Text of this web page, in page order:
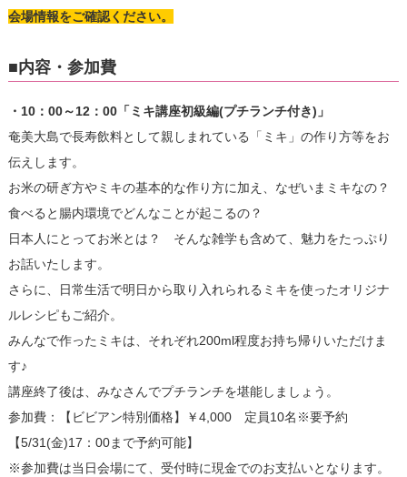
会場情報をご確認ください。
■内容・参加費
・10：00～12：00「ミキ講座初級編(プチランチ付き)」
奄美大島で長寿飲料として親しまれている「ミキ」の作り方等をお
伝えします。
お米の研ぎ方やミキの基本的な作り方に加え、なぜいまミキなの？
食べると腸内環境でどんなことが起こるの？
日本人にとってお米とは？ そんな雑学も含めて、魅力をたっぷり
お話いたします。
さらに、日常生活で明日から取り入れられるミキを使ったオリジナ
ルレシピもご紹介。
みんなで作ったミキは、それぞれ200ml程度お持ち帰りいただけま
す♪
講座終了後は、みなさんでプチランチを堪能しましょう。
参加費：【ビビアン特別価格】￥4,000 定員10名※要予約
【5/31(金)17：00まで予約可能】
※参加費は当日会場にて、受付時に現金でのお支払いとなります。